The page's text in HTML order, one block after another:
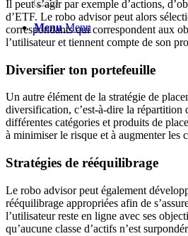
Menu Menu
Il peut s’agir par exemple d’actions,
d’ETF. Le robo advisor peut alors
correspondants qui correspondent aux
l’utilisateur et tiennent compte de son
Diversifier ton portefeuille
Un autre élément de la stratégie de
diversification, c’est-à-dire la répartition
différentes catégories et produits de
à minimiser le risque et à augmenter les
Stratégies de rééquilibrage
Le robo advisor peut également
rééquilibrage appropriées afin de
l’utilisateur reste en ligne avec ses
qu’aucune classe d’actifs n’est